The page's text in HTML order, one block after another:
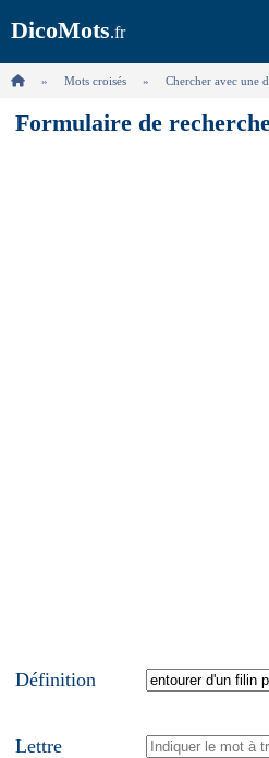
DicoMots.fr
Mots croisés Chercher avec une
Formulaire de
Définition
Lettre